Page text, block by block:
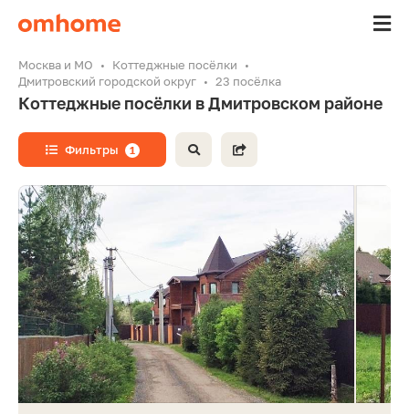
Москва и МО
Коттеджные посёлки
Дмитровский городской округ
23 посёлка
Коттеджные посёлки в Дмитровском районе
Фильтры 1